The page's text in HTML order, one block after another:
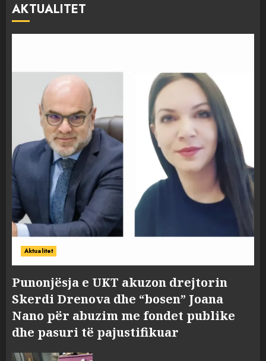
AKTUALITET
Aktualitet
Punonjësja e UKT akuzon drejtorin
Skerdi Drenova dhe “bosen” Joana
Nano për abuzim me fondet publike
dhe pasuri të pajustifikuar